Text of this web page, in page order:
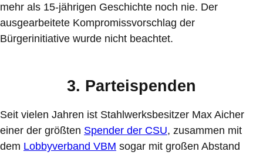
mehr als 15-jährigen Geschichte noch nie. Der
ausgearbeitete Kompromissvorschlag der
Bürgerinitiative wurde nicht beachtet.
3. Parteispenden
Seit vielen Jahren ist Stahlwerksbesitzer Max Aicher
einer der größten Spender der CSU, zusammen mit
dem Lobbyverband VBM sogar mit großen Abstand